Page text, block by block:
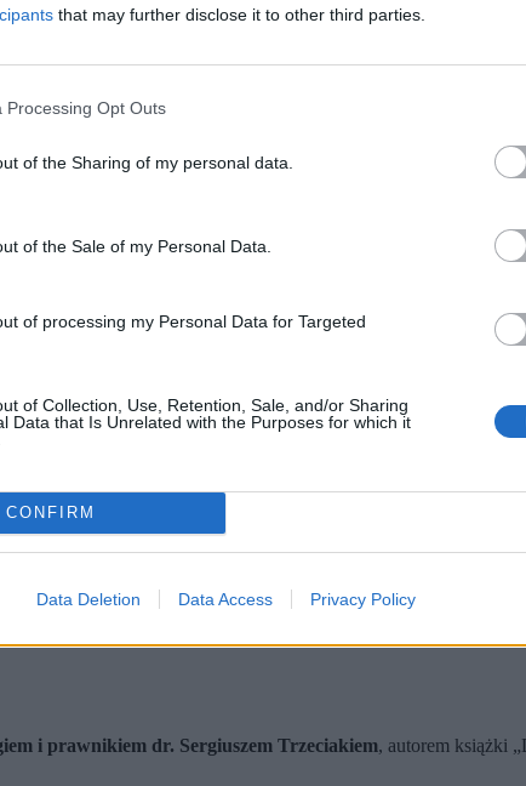
that may further disclose it to other third parties.
Processing Opt Outs
of the Sharing of my personal data.
of the Sale of my Personal Data.
of processing my Personal Data for Targeted
of Collection, Use, Retention, Sale, and/or Sharing
Data that Is Unrelated with the Purposes for which it
CONFIRM
Data Deletion Data Access Privacy Policy
Program Polaków”, 26 kwietnia 2026 r. (fot. Przemysław Piątkowski / PAP)
Odejście Janusza Kowalskiego dr Sergiusz
wyjście z partii – i zdaniem politologa osiągnął sukces
było niemożliwe. Ekspert spodziewa się kolejnych
Prawa i Sprawiedliwości
. Polityk poszedł w ślady
i prawnikiem dr. Sergiuszem Trzeciakiem, autorem książki